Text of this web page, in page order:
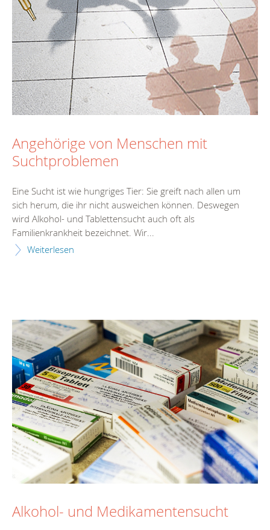
Angehörige von Menschen mit
Suchtproblemen
Eine Sucht ist wie hungriges Tier: Sie greift nach allen um
sich herum, die ihr nicht ausweichen können. Deswegen
wird Alkohol- und Tablettensucht auch oft als
Familienkrankheit bezeichnet. Wir...
Weiterlesen
Alkohol- und Medikamentensucht